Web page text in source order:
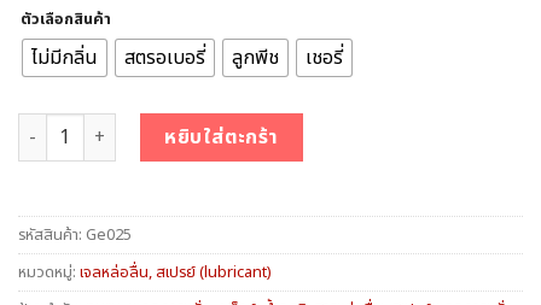
ตัวเลือกสินค้า
ไม่มีกลิ่น สตรอเบอรี่ ลูกพีช เชอรี่
จำนวน เจลหล่อลื่นสำหรับผู้ชาย ชิ้น
หยิบใส่ตะกร้า
รหัสสินค้า: Ge025
หมวดหมู่: เจลหล่อลื่น, สเปรย์ (lubricant)